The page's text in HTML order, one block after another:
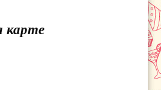
карте